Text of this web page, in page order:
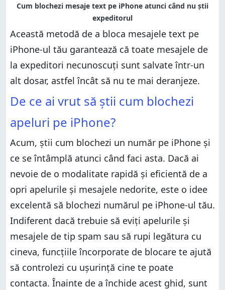
Această metodă de a bloca mesajele text pe
iPhone-ul tău garantează că toate mesajele de
la expeditori necunoscuți sunt salvate într-un
alt dosar, astfel încât să nu te mai deranjeze.
De ce ai vrut să știi cum blochezi
apeluri pe iPhone?
Acum, știi cum blochezi un număr pe iPhone și
ce se întâmplă atunci când faci asta. Dacă ai
nevoie de o modalitate rapidă și eficientă de a
opri apelurile și mesajele nedorite, este o idee
excelentă să blochezi numărul pe iPhone-ul tău.
Indiferent dacă trebuie să eviți apelurile și
mesajele de tip spam sau să rupi legătura cu
cineva, funcțiile încorporate de blocare te ajută
să controlezi cu ușurință cine te poate
contacta. Înainte de a închide acest ghid, sunt